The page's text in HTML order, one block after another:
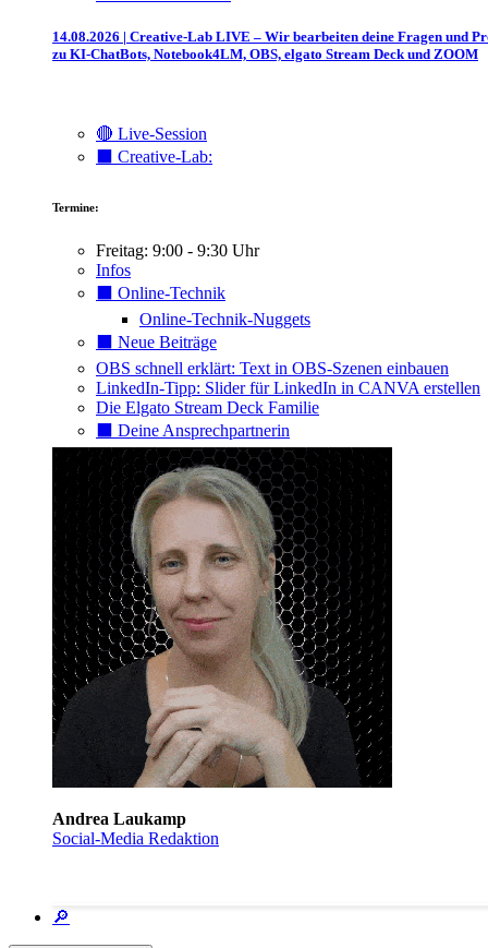
14.08.2026 | Creative-Lab LIVE – Wir bearbeiten deine Fragen und
zu KI-ChatBots, Notebook4LM, OBS, elgato Stream Deck und ZOOM
🔴 Live-Session
⬛️ Creative-Lab:
Termine:
Freitag: 9:00 - 9:30 Uhr
Infos
⬛️ Online-Technik
Online-Technik-Nuggets
⬛️ Neue Beiträge
OBS schnell erklärt: Text in OBS-Szenen einbauen
LinkedIn-Tipp: Slider für LinkedIn in CANVA erstellen
Die Elgato Stream Deck Familie
⬛️ Deine Ansprechpartnerin
Andrea Laukamp
Social-Media Redaktion
🔎